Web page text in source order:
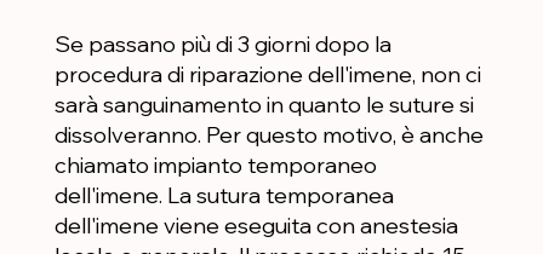
Se passano più di 3 giorni dopo la
procedura di riparazione dell'imene, non ci
sarà sanguinamento in quanto le suture si
dissolveranno. Per questo motivo, è anche
chiamato impianto temporaneo
dell'imene. La sutura temporanea
dell'imene viene eseguita con anestesia